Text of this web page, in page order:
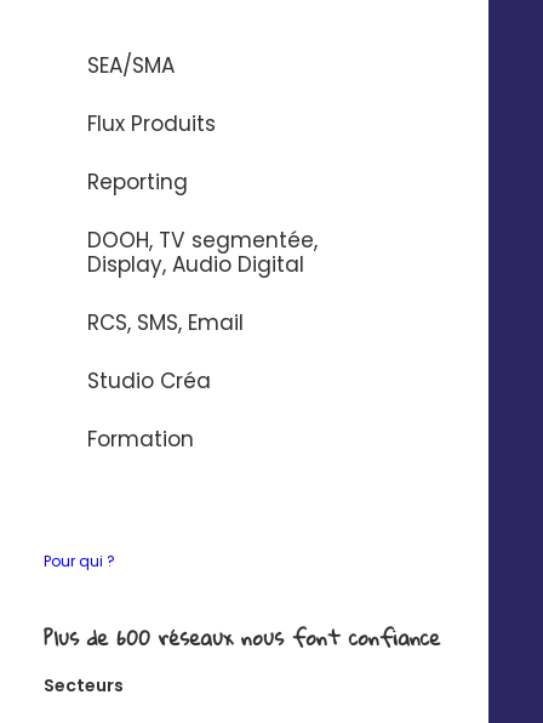
SEA/SMA
Flux Produits
Reporting
DOOH, TV segmentée,
Display, Audio Digital
RCS, SMS, Email
Studio Créa
Formation
Pour qui ?
Plus de 600 réseaux nous font confiance
Secteurs
Si vous souhaitez en savoir plus sur nos connecteurs,
contactez-nous
Ce que vous pourrez
contacts de façon